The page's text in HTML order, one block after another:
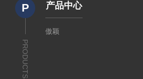
P
PRODUCTS
产品中心
傲颖